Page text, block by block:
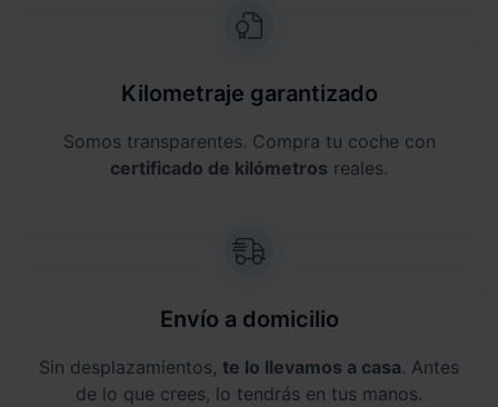
Kilometraje garantizado
Somos transparentes. Compra tu coche con
certificado de kilómetros reales.
Envío a domicilio
Sin desplazamientos, te lo llevamos a casa. Antes
de lo que crees, lo tendrás en tus manos.